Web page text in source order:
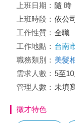
上班日期： 隨 時
上班時段： 依公
工作性質： 全職
工作地點： 台南
職務類別： 美髮
需求人數： 5至10
管理人數： 未填
徵才特色